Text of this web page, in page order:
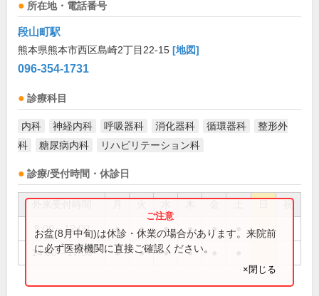
所在地・電話番号
段山町駅
熊本県熊本市西区島崎2丁目22-15 [地図]
096-354-1731
診療科目
内科 神経内科 呼吸器科 消化器科 循環器科
整形外
科
糖尿病内科 リハビリテーション科
診療/受付時間・休診日
祝
9:00～12:00 ● ● ● ● ●
14:00～17:00 ● ● ● ●
お盆(8月中旬)は休診・休業の場合があります。来院前
に必ず医療機関に直接ご確認ください。
×閉じる